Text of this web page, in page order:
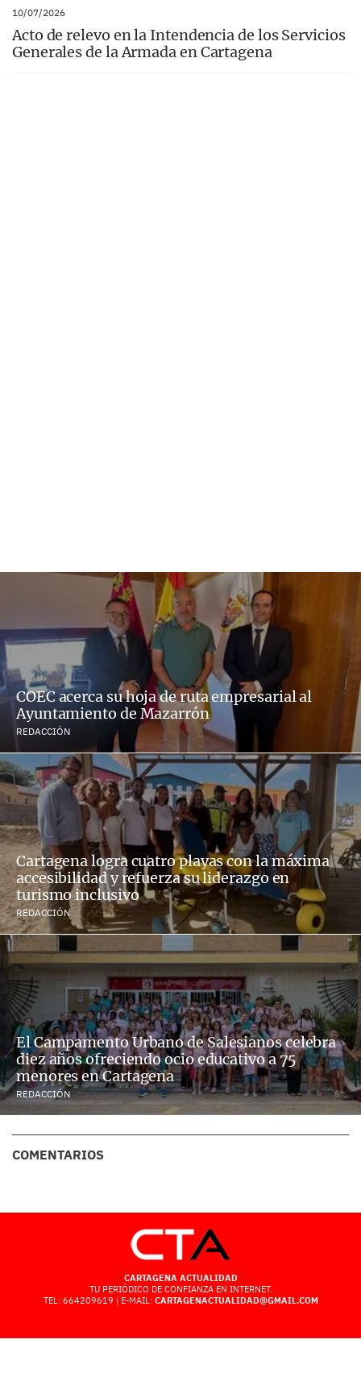
10/07/2026
Acto de relevo en la Intendencia de los Servicios
Generales de la Armada en Cartagena
COEC acerca su hoja de ruta empresarial al
Ayuntamiento de Mazarrón
REDACCIÓN
Cartagena logra cuatro playas con la máxima
accesibilidad y refuerza su liderazgo en
turismo inclusivo
REDACCIÓN
El Campamento Urbano de Salesianos celebra
diez años ofreciendo ocio educativo a 75
menores en Cartagena
REDACCIÓN
COMENTARIOS
CARTAGENA ACTUALIDAD
TU PERIÓDICO DE CONFIANZA EN INTERNET.
TEL: 664209619 | E-MAIL: CARTAGENACTUALIDAD@GMAIL.COM